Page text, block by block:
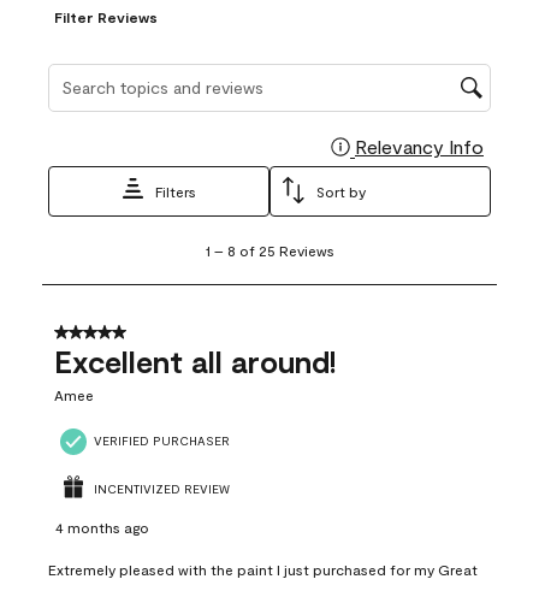
Filter Reviews
Relevancy Info
Filters Sort by
8
25
Reviews
1 – 8 of 25 Reviews
5 out of 5 stars.
Excellent all around!
Amee
VERIFIED PURCHASER
INCENTIVIZED REVIEW
4 months ago
Extremely pleased with the paint I just purchased for my Great